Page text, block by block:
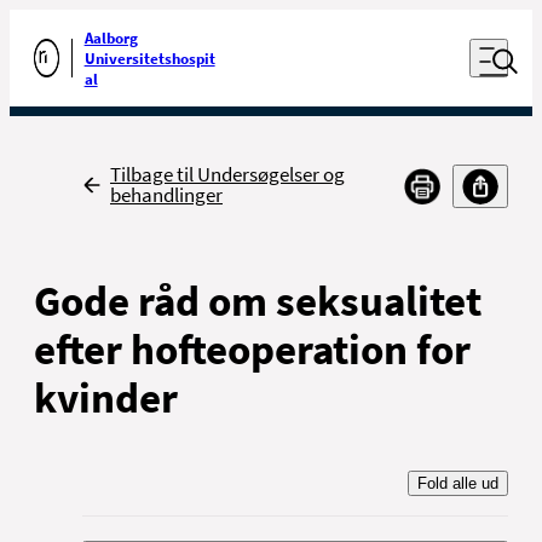
Gå til forsiden
Aalborg
Universitetshospit
al
Åben
Udfør søgning
Tilbage
Tilbage til Undersøgelser og
behandlinger
Gode råd om seksualitet
efter hofteoperation for
kvinder
Fold alle ud